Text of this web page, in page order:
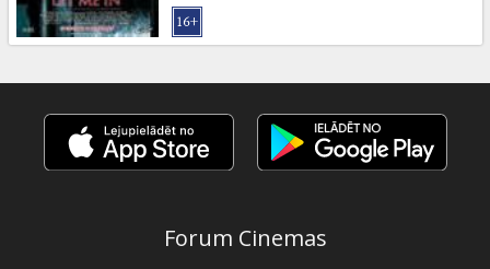
Клуб
Forum Cinemas